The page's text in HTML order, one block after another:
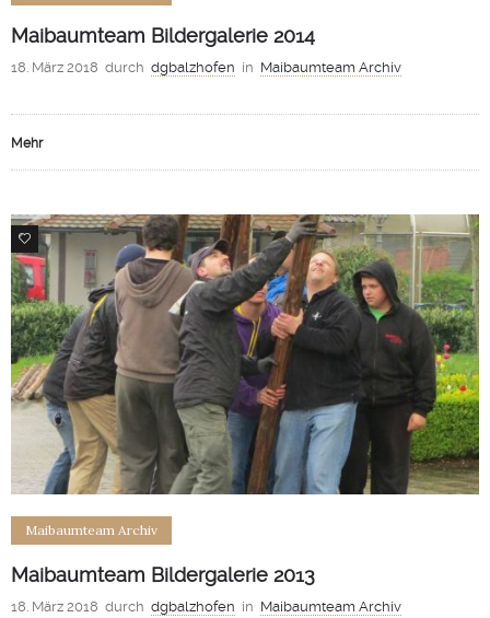
Maibaumteam Bildergalerie 2014
18. März 2018 durch dgbalzhofen in Maibaumteam Archiv
Mehr
0
Maibaumteam Archiv
Maibaumteam Bildergalerie 2013
18. März 2018 durch dgbalzhofen in Maibaumteam Archiv